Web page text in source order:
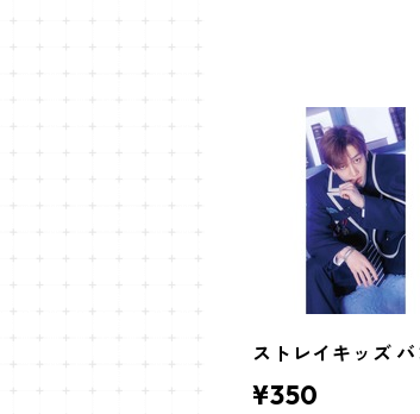
ストレイキッズ
¥350